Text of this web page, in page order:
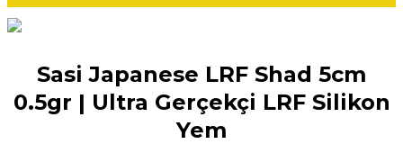
Sasi Japanese LRF Shad 5cm
0.5gr | Ultra Gerçekçi LRF Silikon
Yem